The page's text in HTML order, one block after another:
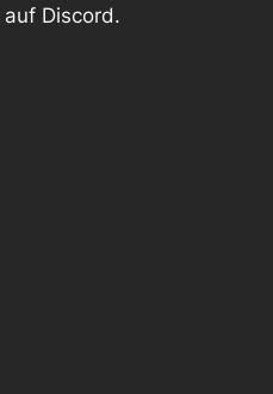
auf Discord.